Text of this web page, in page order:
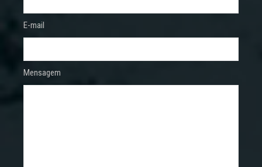
E-mail
Mensagem